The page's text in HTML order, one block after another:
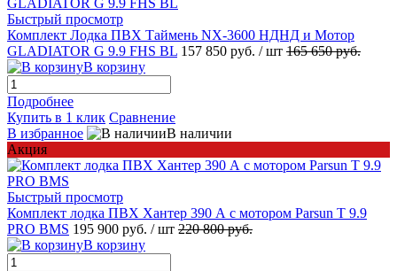
Быстрый просмотр
Комплект Лодка ПВХ Таймень NX-3600 НДНД и Мотор
GLADIATOR G 9.9 FHS BL 157 850 руб. / шт 165 650 руб.
В корзину
Подробнее
Купить в 1 клик Сравнение
В избранное
В наличии
Акция
Быстрый просмотр
Комплект лодка ПВХ Хантер 390 А с мотором Parsun T 9.9
PRO BMS 195 900 руб. / шт 220 800 руб.
В корзину